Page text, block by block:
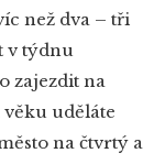
než dva – tři
v týdnu
zajezdit na
uděláte
na čtvrtý a